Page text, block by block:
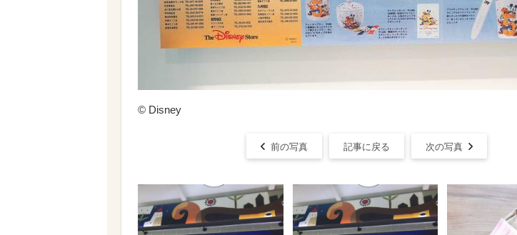
© Disney
前の写真 記事に戻る 次の写真